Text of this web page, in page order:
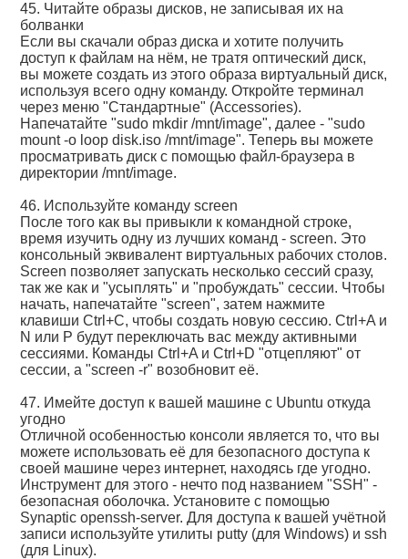
45. Читайте образы дисков, не записывая их на
болванки
Если вы скачали образ диска и хотите получить
доступ к файлам на нём, не тратя оптический диск,
вы можете создать из этого образа виртуальный диск,
используя всего одну команду. Откройте терминал
через меню "Стандартные" (Accessories).
Напечатайте "sudo mkdir /mnt/image", далее - "sudo
mount -o loop disk.iso /mnt/image". Теперь вы можете
просматривать диск с помощью файл-браузера в
директории /mnt/image.
46. Используйте команду screen
После того как вы привыкли к командной строке,
время изучить одну из лучших команд - screen. Это
консольный эквивалент виртуальных рабочих столов.
Screen позволяет запускать несколько сессий сразу,
так же как и "усыплять" и "пробуждать" сессии. Чтобы
начать, напечатайте "screen", затем нажмите
клавиши Ctrl+C, чтобы создать новую сессию. Ctrl+A и
N или P будут переключать вас между активными
сессиями. Команды Ctrl+A и Ctrl+D "отцепляют" от
сессии, а "screen -r" возобновит её.
47. Имейте доступ к вашей машине с Ubuntu откуда
угодно
Отличной особенностью консоли является то, что вы
можете использовать её для безопасного доступа к
своей машине через интернет, находясь где угодно.
Инструмент для этого - нечто под названием "SSH" -
безопасная оболочка. Установите с помощью
Synaptic openssh-server. Для доступа к вашей учётной
записи используйте утилиты putty (для Windows) и ssh
(для Linux).